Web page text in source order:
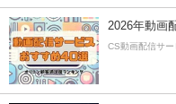
2026年動画
CS動画配信サ